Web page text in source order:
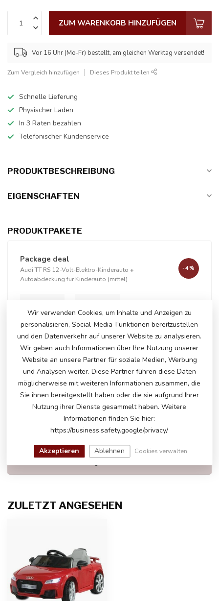
ZUM WARENKORB HINZUFÜGEN
Vor 16 Uhr (Mo-Fr) bestellt, am gleichen Werktag versendet!
Zum Vergleich hinzufügen Dieses Produkt teilen
Schnelle Lieferung
Physischer Laden
In 3 Raten bezahlen
Telefonischer Kundenservice
PRODUKTBESCHREIBUNG
EIGENSCHAFTEN
PRODUKTPAKETE
Package deal
Audi TT RS 12-Volt-Elektro-Kinderauto +
Autoabdeckung für Kinderauto (mittel)
-4%
Auf Lager
€208,95
€201,50
PRODUKT?
Bitte kontaktieren Sie unseren Kundenservice
überinfo@atoys.nloder +31 40 282 7447
ZULETZT ANGESEHEN
Wir verwenden Cookies, um Inhalte und Anzeigen zu
personalisieren, Social-Media-Funktionen bereitzustellen
und den Datenverkehr auf unserer Website zu analysieren.
Wir geben auch Informationen über Ihre Nutzung unserer
Website an unsere Partner für soziale Medien, Werbung
und Analysen weiter. Diese Partner führen diese Daten
möglicherweise mit weiteren Informationen zusammen, die
Sie ihnen bereitgestellt haben oder die sie aufgrund Ihrer
Nutzung ihrer Dienste gesammelt haben. Weitere
Informationen finden Sie hier:
https://business.safety.google/privacy/
Akzeptieren Ablehnen Cookies verwalten